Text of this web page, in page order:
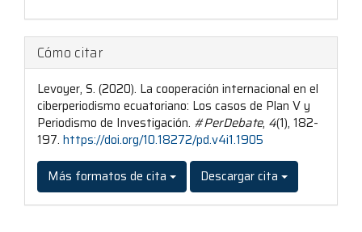
Cómo citar
Levoyer, S. (2020). La cooperación internacional en el
ciberperiodismo ecuatoriano: Los casos de Plan V y
Periodismo de Investigación. #PerDebate, 4(1), 182-
197. https://doi.org/10.18272/pd.v4i1.1905
Más formatos de cita
Descargar cita